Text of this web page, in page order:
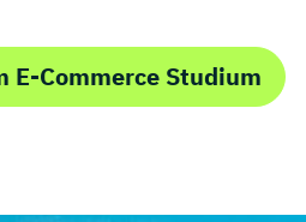
Commerce Studium